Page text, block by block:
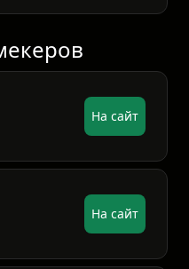
На сайт
На сайт